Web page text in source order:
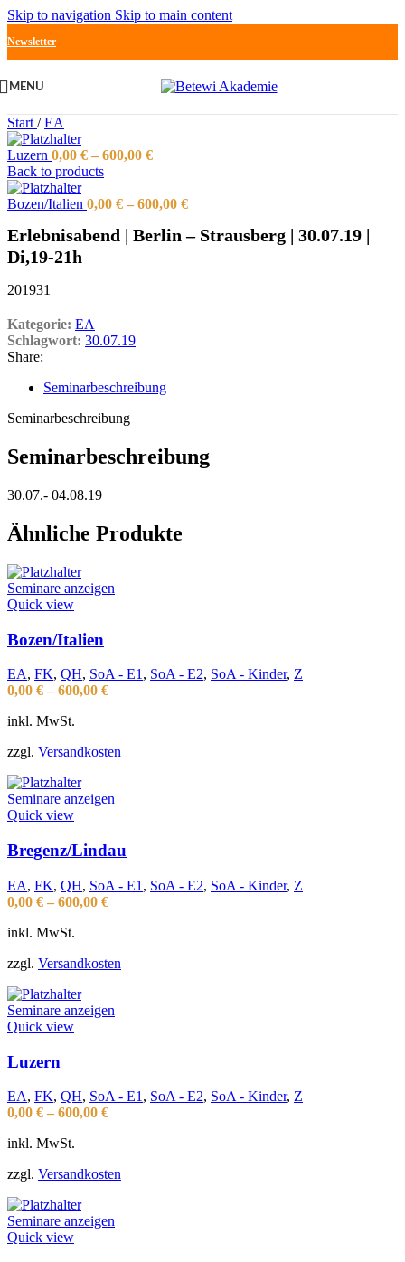
Skip to navigation Skip to main content
Newsletter
MENU
Start / EA
Luzern 0,00 € – 600,00 €
Back to products
Bozen/Italien 0,00 € – 600,00 €
Erlebnisabend | Berlin – Strausberg | 30.07.19 |
Di,19-21h
201931
Kategorie: EA
Schlagwort: 30.07.19
Share:
Seminarbeschreibung
Seminarbeschreibung
Seminarbeschreibung
30.07.- 04.08.19
Ähnliche Produkte
Seminare anzeigen
Quick view
Bozen/Italien
EA, FK, QH, SoA - E1, SoA - E2, SoA - Kinder, Z
0,00 € – 600,00 €
inkl. MwSt.
zzgl. Versandkosten
Seminare anzeigen
Quick view
Bregenz/Lindau
EA, FK, QH, SoA - E1 , SoA - E2, SoA - Kinder, Z
0,00 € – 600,00 €
inkl. MwSt.
zzgl. Versandkosten
Seminare anzeigen
Quick view
Luzern
EA, FK, QH, SoA - E1 , SoA - E2, SoA - Kinder, Z
0,00 € – 600,00 €
inkl. MwSt.
zzgl. Versandkosten
Seminare anzeigen
Quick view